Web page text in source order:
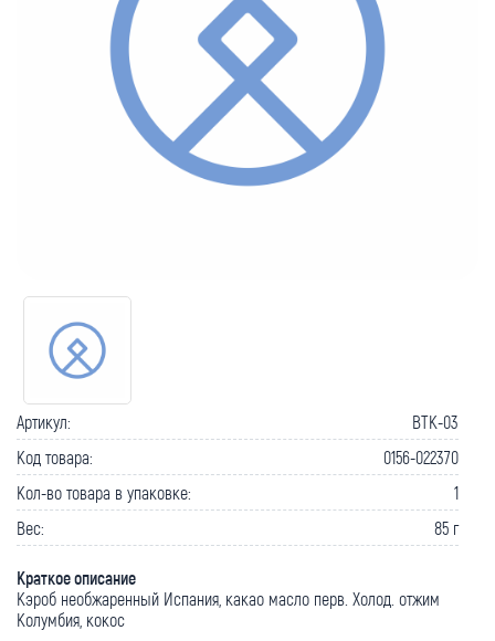
Артикул:
BTK-03
Код товара:
0156-022370
Кол-во товара в упаковке:
1
Вес:
85 г
Краткое описание
Кэроб необжаренный Испания, какао масло перв. Холод. отжим
Колумбия, кокос